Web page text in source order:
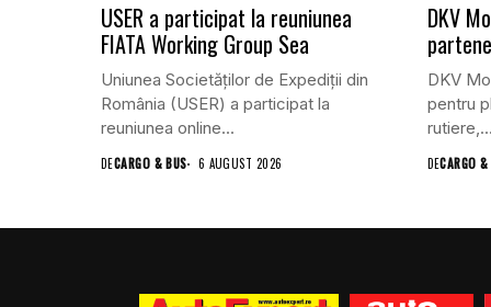
USER a participat la reuniunea
FIATA Working Group Sea
Uniunea Societăților de Expediții din
România (USER) a participat la
reuniunea online...
DECARGO & BUS 6 AUGUST 2026
DKV
DKV
pentru
DECARGO